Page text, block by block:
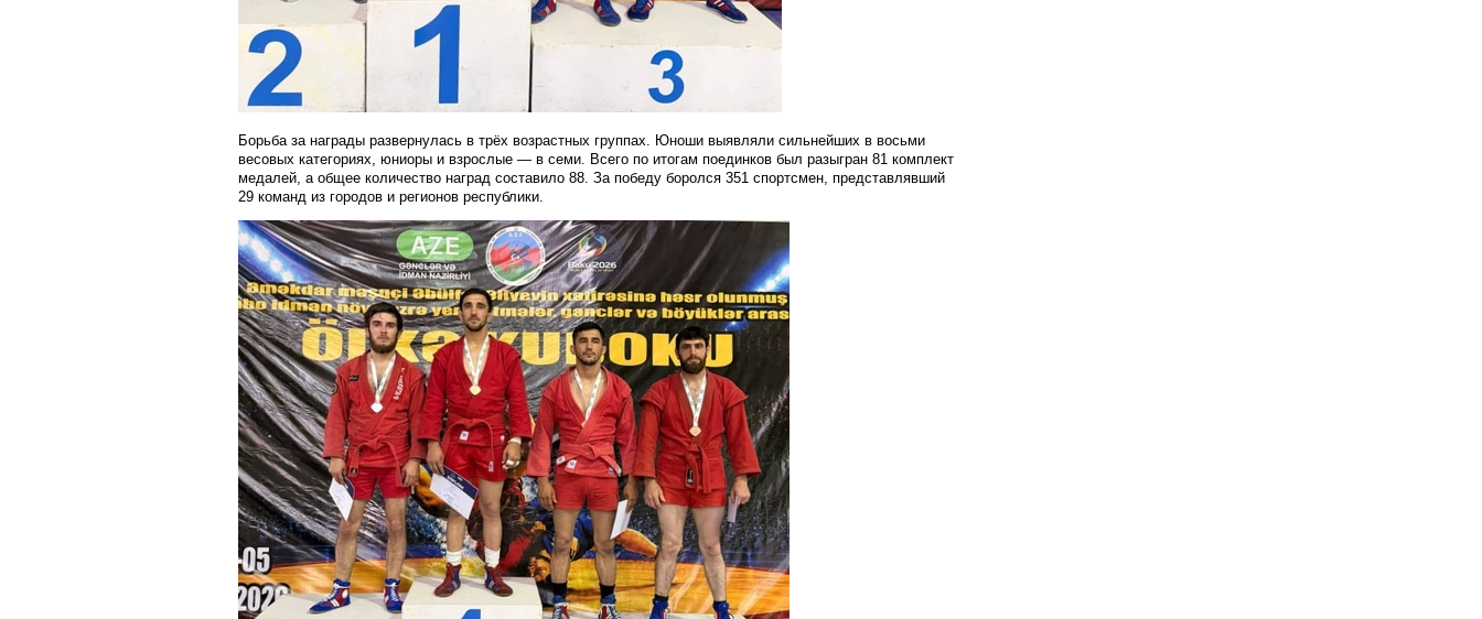
Борьба за награды развернулась в трёх возрастных группах. Юноши выявляли сильнейших в восьми
весовых категориях, юниоры и взрослые — в семи. Всего по итогам поединков был разыгран 81 комплект
медалей, а общее количество наград составило 88. За победу боролся 351 спортсмен, представлявший
29 команд из городов и регионов республики.